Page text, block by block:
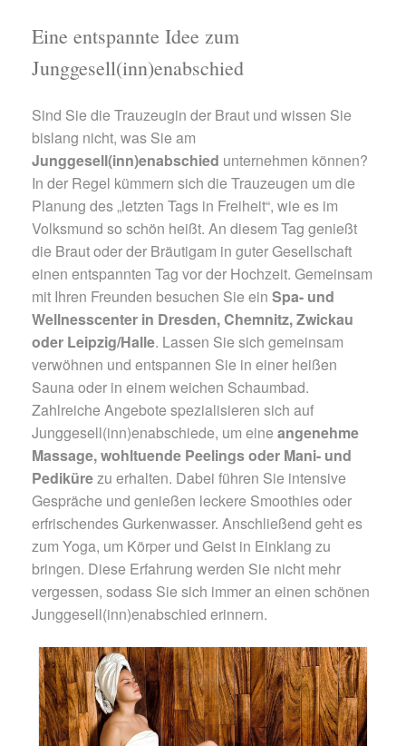
Eine entspannte Idee zum
Junggesell(inn)enabschied
Sind Sie die Trauzeugin der Braut und wissen Sie
bislang nicht, was Sie am
Junggesell(inn)enabschied unternehmen können?
In der Regel kümmern sich die Trauzeugen um die
Planung des „letzten Tags in Freiheit“, wie es im
Volksmund so schön heißt. An diesem Tag genießt
die Braut oder der Bräutigam in guter Gesellschaft
einen entspannten Tag vor der Hochzeit. Gemeinsam
mit Ihren Freunden besuchen Sie ein Spa- und
Wellnesscenter in Dresden, Chemnitz, Zwickau
oder Leipzig/Halle. Lassen Sie sich gemeinsam
verwöhnen und entspannen Sie in einer heißen
Sauna oder in einem weichen Schaumbad.
Zahlreiche Angebote spezialisieren sich auf
Junggesell(inn)enabschiede, um eine angenehme
Massage, wohltuende Peelings oder Mani- und
Pedikürezu erhalten. Dabei führen Sie intensive
Gespräche und genießen leckere Smoothies oder
erfrischendes Gurkenwasser. Anschließend geht es
zum Yoga, um Körper und Geist in Einklang zu
bringen. Diese Erfahrung werden Sie nicht mehr
vergessen, sodass Sie sich immer an einen schönen
Junggesell(inn)enabschied erinnern.